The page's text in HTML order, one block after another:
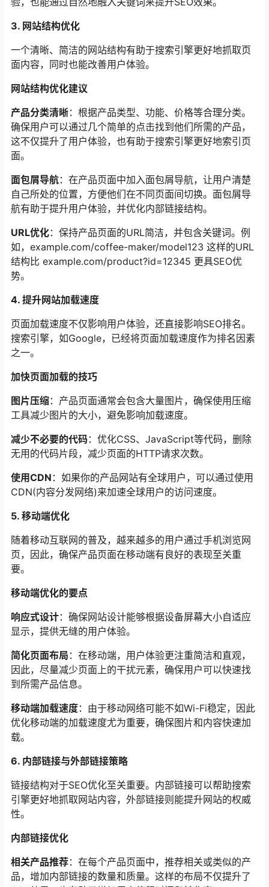
3. 网站结构优化
一个清晰、简洁的网站结构有助于搜索引擎更好地抓取页
面内容，同时也能改善用户体验。
网站结构优化建议
产品分类清晰：根据产品类型、功能、价格等合理分类。
确保用户可以通过几个简单的点击找到他们所需的产品，
这不仅提升了用户体验，也有助于搜索引擎更好地索引页
面。
面包屑导航：在产品页面中加入面包屑导航，让用户清楚
自己所处的位置，方便他们在不同页面间切换。面包屑导
航有助于提升用户体验，并优化内部链接结构。
URL优化：保持产品页面的URL简洁，并包含关键词。例
如，example.com/coffee-maker/model123 这样的URL
结构比 example.com/product?id=12345 更具SEO优
势。
4. 提升网站加载速度
页面加载速度不仅影响用户体验，还直接影响SEO排名。
搜索引擎，如Google，已经将页面加载速度作为排名因素
之一。
加快页面加载的技巧
图片压缩：产品页面通常会包含大量图片，确保使用压缩
工具减少图片的大小，避免影响加载速度。
减少不必要的代码：优化CSS、JavaScript等代码，删除
无用的代码片段，减少页面的HTTP请求次数。
使用CDN ：如果你的产品网站有全球用户，可以通过使用
CDN(内容分发网络)来加速全球用户的访问速度。
5. 移动端优化
随着移动互联网的普及，越来越多的用户通过手机浏览网
页，因此，确保产品页面在移动端有良好的表现至关重
要。
移动端优化的要点
响应式设计：确保网站设计能够根据设备屏幕大小自适应
显示，提供无缝的用户体验。
简化页面布局 ：在移动端，用户体验更注重简洁和直观，
因此，尽量减少页面上的干扰元素，确保用户可以快速找
到所需产品信息。
移动端加载速度：由于移动网络可能不如Wi-Fi稳定，因此
优化移动端的加载速度尤为重要，确保图片和内容快速加
载。
6. 内部链接与外部链接策略
链接结构对于SEO优化至关重要。内部链接可以帮助搜索
引擎更好地抓取网站内容，外部链接则能提升网站的权威
性。
内部链接优化
相关产品推荐：在每个产品页面中，推荐相关或类似的产
品，增加内部链接的数量和质量。这样的布局不仅提升了